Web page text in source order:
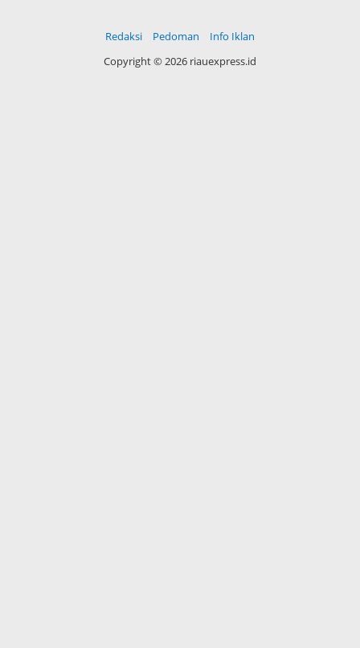
Redaksi Pedoman
Info Iklan
Copyright © 2026 riauexpress.id